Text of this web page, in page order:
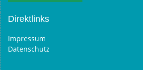
Direktlinks
Impressum
Datenschutz